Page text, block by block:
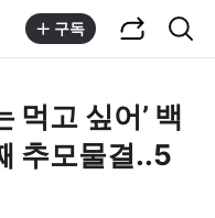
구독
먹고 싶어’ 백
추모물결..5